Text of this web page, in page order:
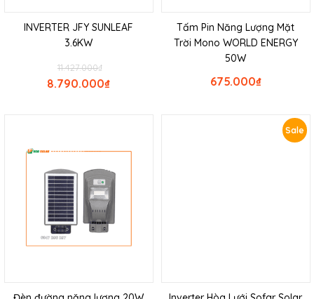
INVERTER JFY SUNLEAF
3.6KW
₫
11.427.000
₫
8.790.000
Tấm Pin Năng Lượng Mặt
Trời Mono WORLD ENERGY
50W
₫
675.000
Sale